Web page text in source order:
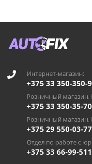
Интернет-магазин:
+375 33 350-350-9
Розничный
+375 33 350-35-70
Розничный магазин,
+375 29 550-03-77
Отдел по работе с
+375 33 66-99-511